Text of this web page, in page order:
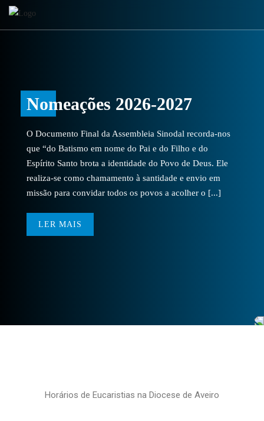
Nomeações 2026-2027
O Documento Final da Assembleia Sinodal recorda-nos
que “do Batismo em nome do Pai e do Filho e do
Espírito Santo brota a identidade do Povo de Deus. Ele
realiza-se como chamamento à santidade e envio em
missão para convidar todos os povos a acolher o [...]
LER MAIS
Horários de Eucaristias na Diocese de Aveiro